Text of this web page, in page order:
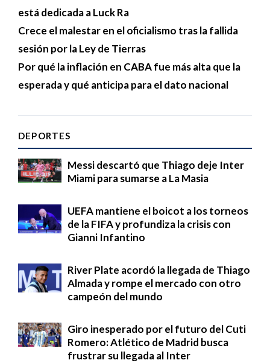
está dedicada a Luck Ra
Crece el malestar en el oficialismo tras la fallida
sesión por la Ley de Tierras
Por qué la inflación en CABA fue más alta que la
esperada y qué anticipa para el dato nacional
DEPORTES
Messi descartó que Thiago deje Inter
Miami para sumarse a La Masia
UEFA mantiene el boicot a los torneos
de la FIFA y profundiza la crisis con
Gianni Infantino
River Plate acordó la llegada de Thiago
Almada y rompe el mercado con otro
campeón del mundo
Giro inesperado por el futuro del Cuti
Romero: Atlético de Madrid busca
frustrar su llegada al Inter